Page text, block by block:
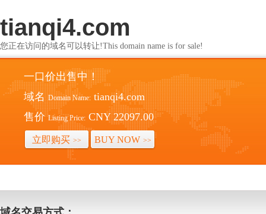
tianqi4.com
您正在访问的域名可以转让!This domain name is for sale!
一口价出售中！
域名 Domain Name: tianqi4.com
售价 Listing Price: CNY 22097.00
立即购买 >> BUY NOW >>